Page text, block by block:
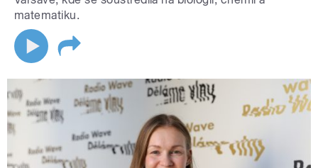
matematiku.